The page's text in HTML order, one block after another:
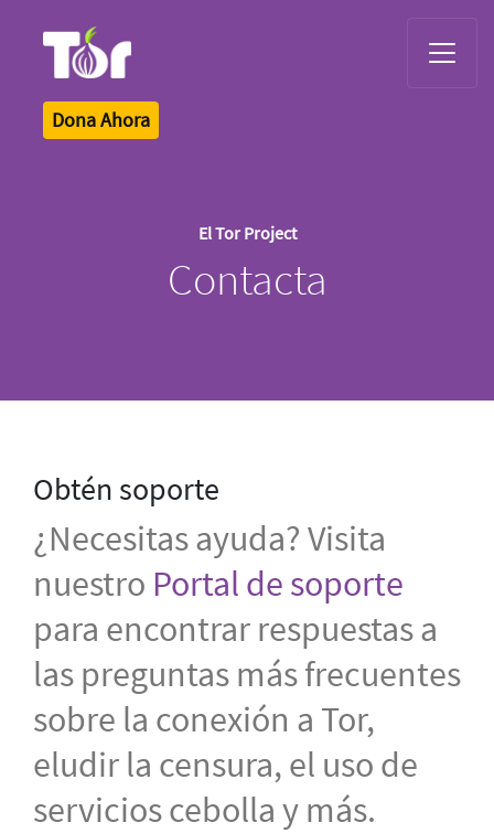
Dona Ahora
El Tor Project
Contacta
Obtén soporte
¿Necesitas ayuda? Visita
nuestro Portal de soporte
para encontrar respuestas a
las preguntas más frecuentes
sobre la conexión a Tor,
eludir la censura, el uso de
servicios cebolla y más.